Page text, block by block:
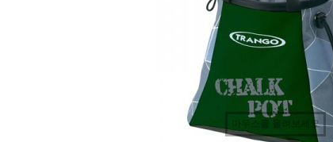
마우스를 올려보세요